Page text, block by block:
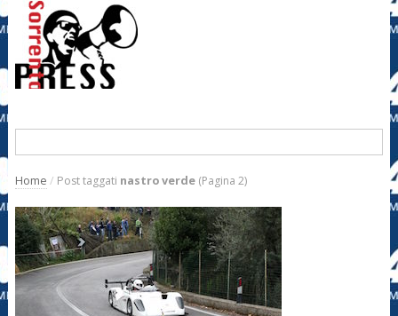
Home / Post taggati nastro verde(Pagina 2)